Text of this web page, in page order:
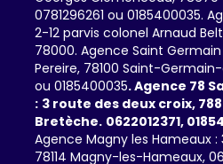
0781296261 ou 0185400035.
2-12 parvis colonel Arnaud
78000. Agence Saint Germain
Pereire, 78100 Saint-
ou 0185400035. Agence 78
: 3 route des deux croix,
Bretèche. 0622012371,
Agence Magny les Hameaux :
78114 Magny-les-Hameaux,